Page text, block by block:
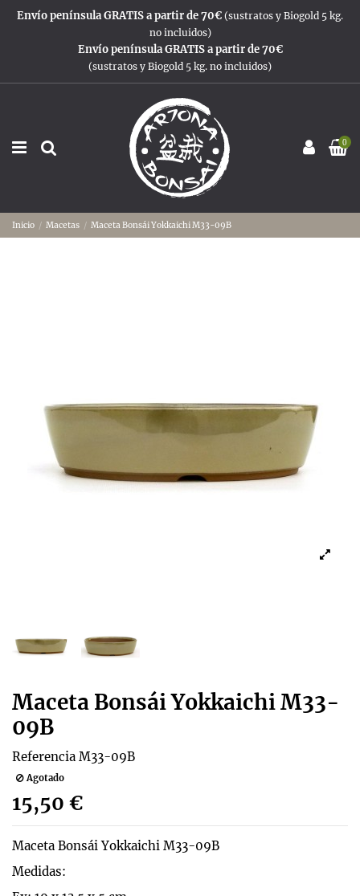
Envío península GRATIS a partir de 70€ (sustratos y Biogold 5 kg.
no incluidos)
Envío península GRATIS a partir de 70€
(sustratos y Biogold 5 kg. no incluidos)
0
Inicio Macetas Maceta Bonsái Yokkaichi M33-09B
Maceta Bonsái Yokkaichi M33-
09B
Referencia M33-09B
Agotado
15,50 €
Maceta Bonsái Yokkaichi M33-09B
Medidas: